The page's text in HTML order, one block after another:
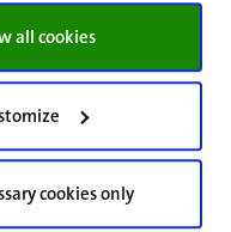
all cookies
cookies only